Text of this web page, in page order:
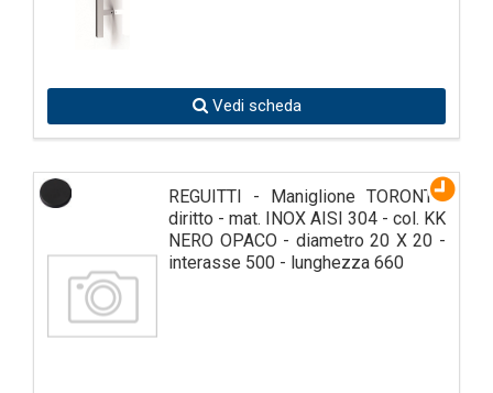
Vedi scheda
REGUITTI - Maniglione TORONTO
diritto - mat. INOX AISI 304 - col. KK
NERO OPACO - diametro 20 X 20 -
interasse 500 - lunghezza 660